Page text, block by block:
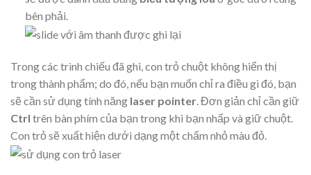
bên phải.
Trong các trình chiếu đã ghi, con trỏ chuột không hiển thị
trong thành phẩm; do đó, nếu bạn muốn chỉ ra điều gì đó, bạn
sẽ cần sử dụng tính năng laser pointer. Đơn giản chỉ cần giữ
Ctrl trên bàn phím của bạn trong khi bạn nhấp và giữ chuột.
Con trỏ sẽ xuất hiện dưới dạng một chấm nhỏ màu đỏ.